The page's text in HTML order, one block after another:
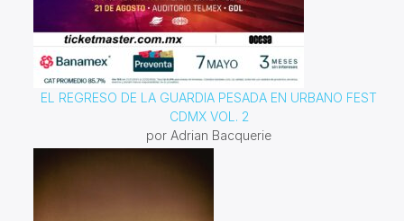
EL REGRESO DE LA GUARDIA PESADA EN URBANO FEST
CDMX VOL. 2
por Adrian Bacquerie